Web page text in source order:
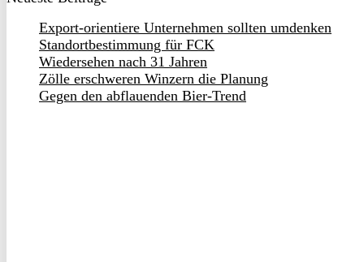
Export-orientiere Unternehmen sollten umdenken
Standortbestimmung für FCK
Wiedersehen nach 31 Jahren
Zölle erschweren Winzern die Planung
Gegen den abflauenden Bier-Trend